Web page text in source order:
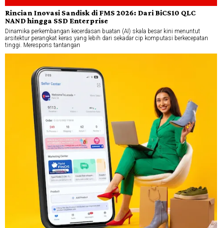
Rincian Inovasi Sandisk di FMS 2026: Dari BiCS10 QLC
NAND hingga SSD Enterprise
Dinamika perkembangan kecerdasan buatan (AI) skala besar kini menuntut
arsitektur perangkat keras yang lebih dari sekadar cip komputasi berkecepatan
tinggi. Merespons tantangan